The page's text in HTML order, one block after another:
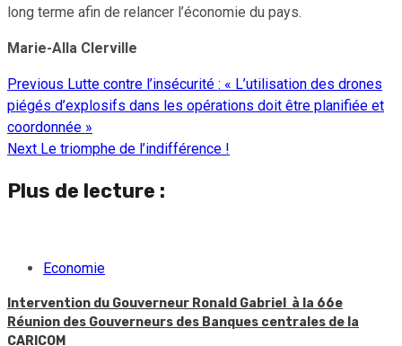
long terme afin de relancer l’économie du pays.
Marie-Alla Clerville
Continue
Reading
Previous Lutte contre l’insécurité : « L’utilisation des drones
piégés d’explosifs dans les opérations doit être planifiée et
coordonnée »
Next Le triomphe de l’indifférence !
Plus de lecture :
Economie
Intervention du Gouverneur Ronald Gabriel à la 66e
Réunion des Gouverneurs des Banques centrales de la
CARICOM